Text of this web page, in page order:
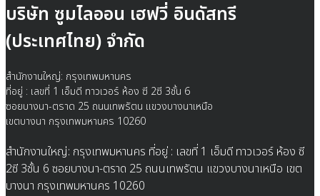
บริษัท ซูมไลออน เฮฟวี่ อินดัสทรี
(ประเทศไทย) จำกัด
สำนักงานใหญ่: กรุงเทพมหานคร
ที่อยู่ : เลขที่ 1 เอ็มดี ทาวเวอร์ ห้อง ซี 2ซี 3ชั้น 6
ซอยบางนา-ตราด 25 ถนนเทพรัตน แขวงบางนาเหนือ
เขตบางนา กรุงเทพมหานคร 10260
สำนักงานใหญ่: กรุงเทพมหานคร ที่อยู่ : เลขที่ 1 เอ็มดี ทาวเวอร์ ห้อง ซี
2ซี 3ชั้น 6 ซอยบางนา-ตราด 25 ถนนเทพรัตน แขวงบางนาเหนือ เขต
บางนา กรุงเทพมหานคร 10260